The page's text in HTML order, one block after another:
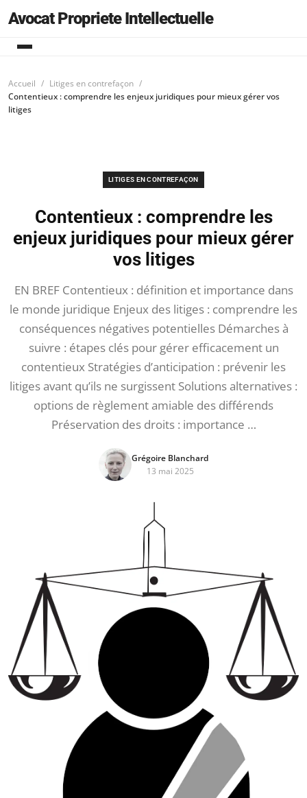
Avocat Propriete Intellectuelle
Accueil
Litiges en contrefaçon
Contentieux : comprendre les enjeux juridiques pour mieux gérer vos
litiges
LITIGES EN CONTREFAÇON
Contentieux : comprendre les
enjeux juridiques pour mieux gérer
vos litiges
EN BREF Contentieux : définition et importance dans
le monde juridique Enjeux des litiges : comprendre les
conséquences négatives potentielles Démarches à
suivre : étapes clés pour gérer efficacement un
contentieux Stratégies d’anticipation : prévenir les
litiges avant qu’ils ne surgissent Solutions alternatives :
options de règlement amiable des différends
Préservation des droits : importance …
Grégoire Blanchard
13 mai 2025